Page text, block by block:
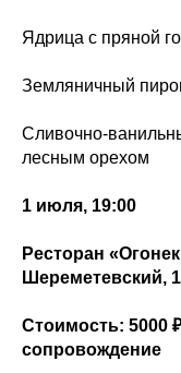
Ядрица с пряной
Земляничный
Сливочно-
лесным орехом
1 июля, 19:00
Ресторан
Шереметевский, 1
Стоимость: 5000
сопровождение